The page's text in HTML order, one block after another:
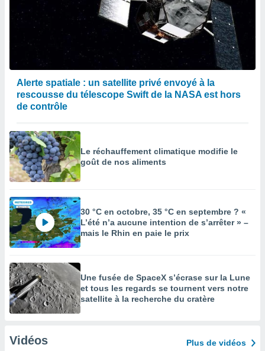
Alerte spatiale : un satellite privé envoyé à la
rescousse du télescope Swift de la NASA est hors
de contrôle
Le réchauffement climatique modifie le
goût de nos aliments
30 °C en octobre, 35 °C en septembre ? «
L’été n’a aucune intention de s’arrêter » –
mais le Rhin en paie le prix
Une fusée de SpaceX s’écrase sur la Lune
et tous les regards se tournent vers notre
satellite à la recherche du cratère
Vidéos Plus de vidéos